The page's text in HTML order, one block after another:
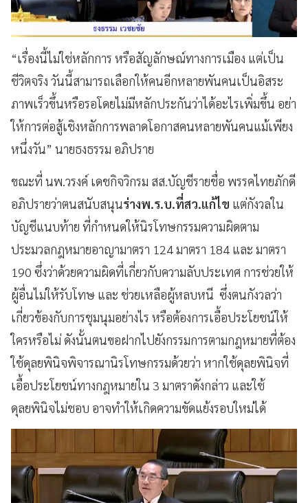
“เรื่องนี้ไม่ใช่หลักการ หรือสัญลักษณ์ทางการเมือง แต่เป็น
ชีวิตจริง วันนี้สามารถเลือกให้คนอีกหลายพันคนเป็นอิสระ
ภาพเร็วขึ้นหรือรอโดยไม่มีหลักประกันว่าได้อะไรเพิ่มขึ้น อย่า
ให้การต่อสู้เชิงหลักการพลาดโอกาสคนหลายพันคนแม้เพียง
หนึ่งวัน” นายธงธรรม อภิปราย
ขณะที่ นพ.วรงค์ เดชกิจวิกรม สส.บัญชีรายชื่อ พรรคไทยภักดี
อภิปรายว่าตนสนับสนุนร่างพ.ร.บ.ที่สว.แก้ไข แต่กังวลใน
บัญชีแนบท้าย ที่กำหนดให้นิรโทษกรรมความผิดตาม
ประมวลกฎหมายอาญามาตรา 124 มาตรา 184 และ มาตรา
190 ซึ่งว่าด้วยความผิดที่เกี่ยวกับความลับประเทศ การช่วยให้
ผู้อื่นไม่ให้รับโทษ และ ช่วยเหลือผู้หลบหนี ซึ่งตนกังวลว่า
เกี่ยวข้องกับการชุมนุมอย่างไร หรือต้องการเอื้อประโยชน์ให้
ใครหรือไม่ ดังนั้นตนขอฝากไปยังกรรมการตามกฎหมายที่ต้อง
ใช้ดุลยพินิจพิจารณานิรโทษกรรมด้วยว่า หากใช้ดุลยพินิจที่
เอื้อประโยชน์ทางกฎหมายใน 3 มาตราดังกล่าว และใช้
ดุลยพินิจไม่ชอบ อาจทำให้เกิดความขัดแย้งรอบใหม่ได้